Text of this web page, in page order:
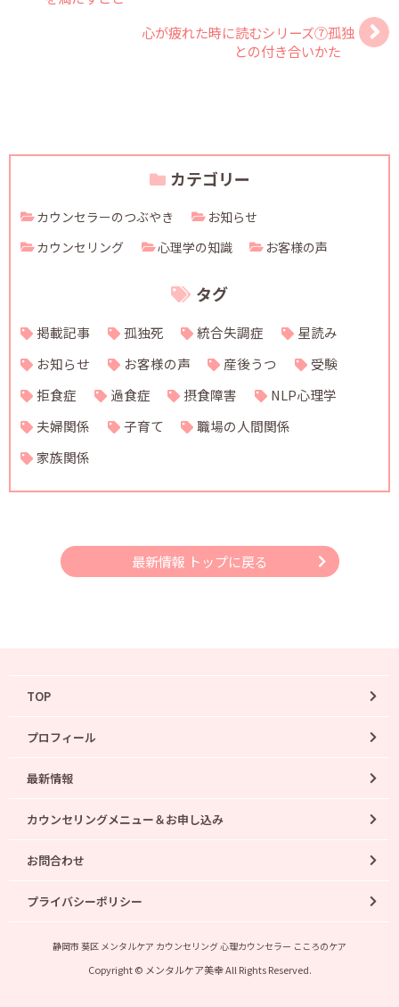
心が疲れた時に読むシリーズ⑦孤独
との付き合いかた
カテゴリー
カウンセラーのつぶやき
お知らせ
カウンセリング
心理学の知識 お客様の声
タグ
掲載記事 孤独死 統合失調症
星読み
お知らせ
お客様の声 産後うつ
受験
拒食症
過食症 摂食障害
NLP心理学
夫婦関係
子育て
職場の人間関係
家族関係
最新情報 トップに戻る
TOP
プロフィール
最新情報
カウンセリングメニュー＆お申し込み
お問合わせ
プライバシーポリシー
静岡市 葵区 メンタルケア カウンセリング 心理カウンセラー こころのケア
Copyright © メンタルケア美幸 All Rights Reserved.